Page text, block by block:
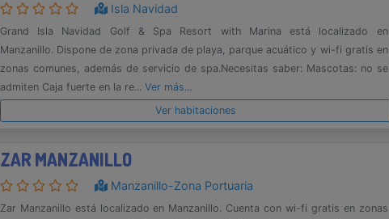
Isla Navidad
Grand Isla Navidad Golf & Spa Resort with Marina está localizado en
Manzanillo. Dispone de zona privada de playa, parque acuático y wi-fi gratis en
zonas comunes, además de servicio de spa.Necesitas saber: Mascotas: no se
admiten Caja fuerte en la re... Ver más...
Ver habitaciones
ZAR MANZANILLO
Manzanillo-Zona Portuaria
Zar Manzanillo está localizado en Manzanillo. Cuenta con wi-fi gratis en zonas